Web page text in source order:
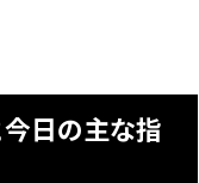
日の主な指